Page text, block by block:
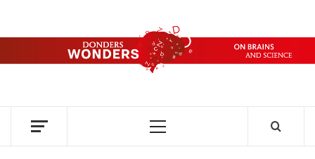
de
DONDERS
OVER HERSENEN EN WETENSCHAP // ON BRAINS AND
Primair